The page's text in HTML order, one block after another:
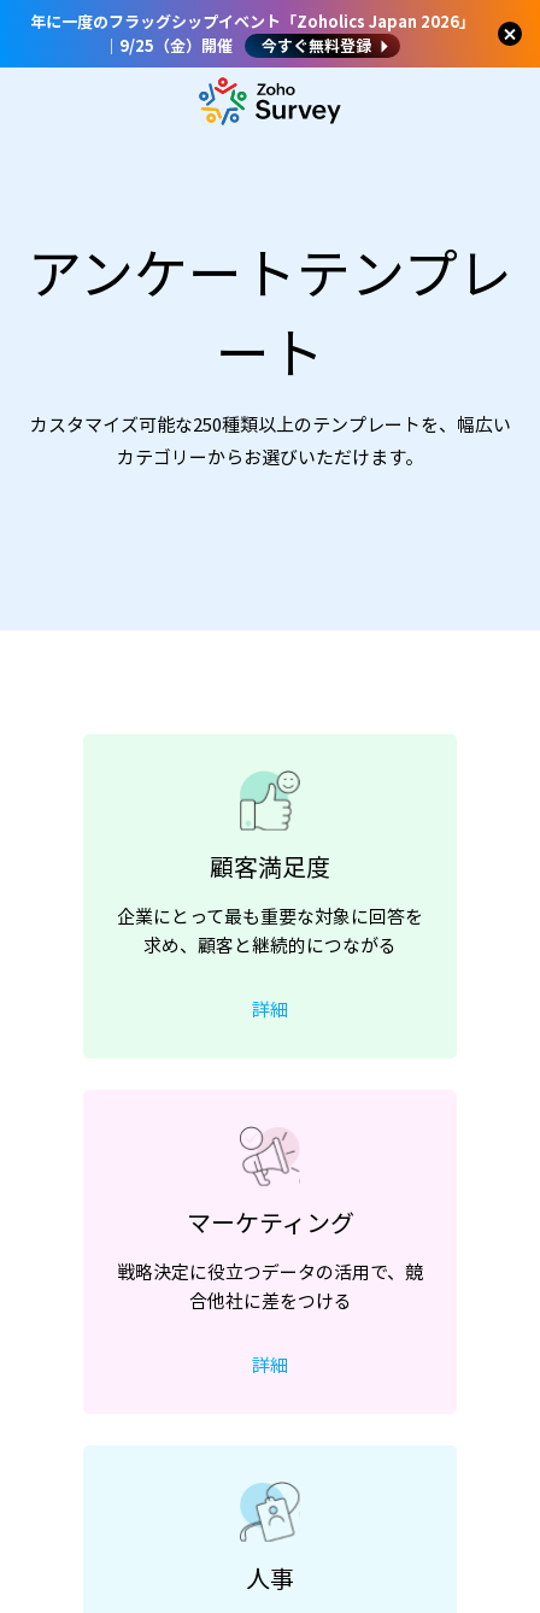
年に一度のフラッグシップイベント「Zoholics Japan 2026」
｜9/25（金）開催
今すぐ無料登録
アンケートテンプレ
ート
カスタマイズ可能な250種類以上のテンプレートを、幅広い
カテゴリーからお選びいただけます。
顧客満足度
企業にとって最も重要な対象に回答を
求め、顧客と継続的につながる
詳細
マーケティング
戦略決定に役立つデータの活用で、競
合他社に差をつける
詳細
人事